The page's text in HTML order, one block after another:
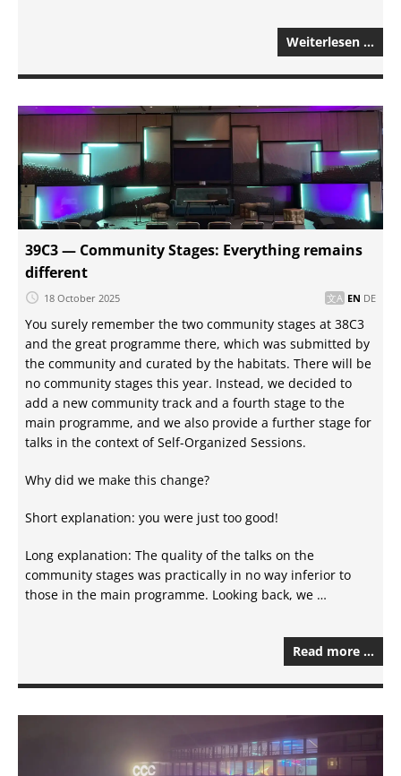
Weiterlesen …
39C3 — Community Stages: Everything remains
different
18 October 2025 EN DE
You surely remember the two community stages at 38C3
and the great programme there, which was submitted by
the community and curated by the habitats. There will be
no community stages this year. Instead, we decided to
add a new community track and a fourth stage to the
main programme, and we also provide a further stage for
talks in the context of Self-Organized Sessions.
Why did we make this change?
Short explanation: you were just too good!
Long explanation: The quality of the talks on the
community stages was practically in no way inferior to
those in the main programme. Looking back, we …
Read more …